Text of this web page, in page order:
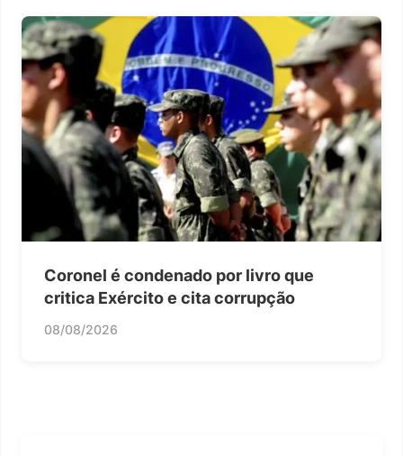
Coronel é condenado por livro que
critica Exército e cita corrupção
08/08/2026